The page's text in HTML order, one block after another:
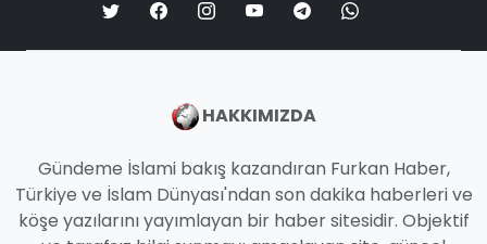
HAKKIMIZDA
Gündeme İslami bakış kazandıran Furkan Haber,
Türkiye ve İslam Dünyası'ndan son dakika haberleri ve
köşe yazılarını yayımlayan bir haber sitesidir. Objektif